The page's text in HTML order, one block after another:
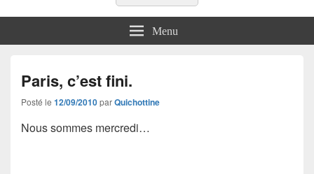
Menu
Paris, c’est fini.
Posté le 12/09/2010parQuichottine
Nous sommes mercredi…